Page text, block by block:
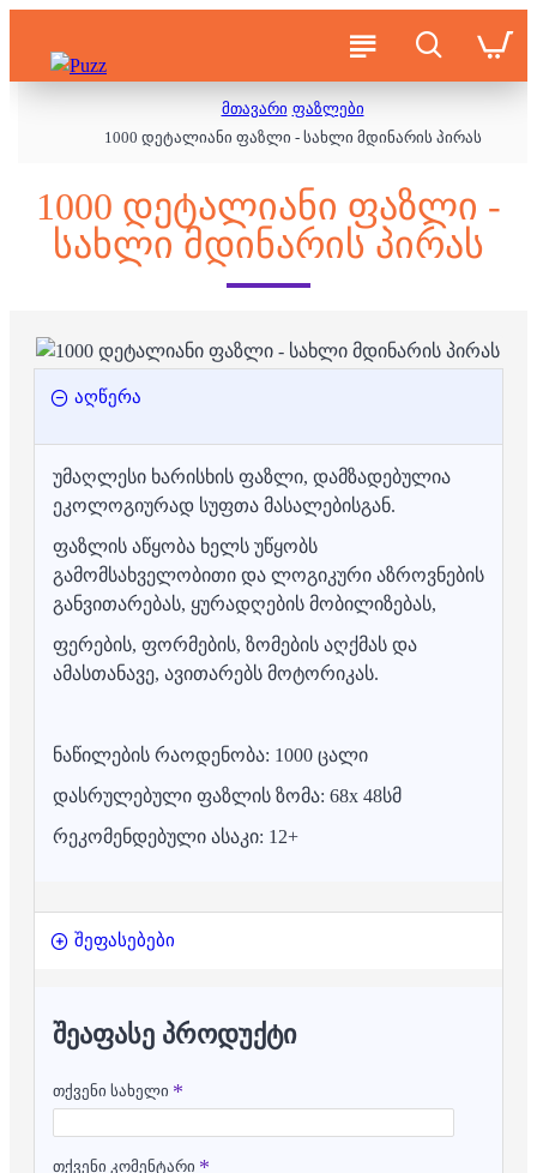
მთავარი ფაზლები
1000 დეტალიანი ფაზლი - სახლი მდინარის პირას
1000 ᲓᲔᲢᲐᲚᲘᲐᲜᲘ ᲤᲐᲖᲚᲘ -
ᲡᲐᲮᲚᲘ ᲛᲓᲘᲜᲐᲠᲘᲡ ᲞᲘᲠᲐᲡ
აღწერა
უმაღლესი ხარისხის ფაზლი, დამზადებულია
ეკოლოგიურად სუფთა მასალებისგან.
ფაზლის აწყობა ხელს უწყობს
გამომსახველობითი და ლოგიკური აზროვნების
განვითარებას, ყურადღების მობილიზებას,
ფერების, ფორმების, ზომების აღქმას და
ამასთანავე, ავითარებს მოტორიკას.
ნაწილების რაოდენობა: 1000 ცალი
დასრულებული ფაზლის ზომა: 68x 48სმ
რეკომენდებული ასაკი: 12+
შეფასებები
ᲨᲔᲐᲤᲐᲡᲔ ᲞᲠᲝᲓᲣᲥᲢᲘ
თქვენი სახელი
თქვენი კომენტარი